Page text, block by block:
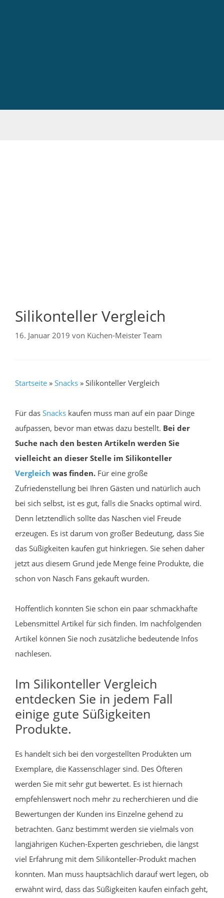
Silikonteller Vergleich
16. Januar 2019 von Küchen-Meister Team
Startseite » Snacks » Silikonteller Vergleich
Für das Snacks kaufen muss man auf ein paar Dinge
aufpassen, bevor man etwas dazu bestellt. Bei der
Suche nach den besten Artikeln werden Sie
vielleicht an dieser Stelle im Silikonteller
Vergleich was finden. Für eine große
Zufriedenstellung bei Ihren Gästen und natürlich auch
bei sich selbst, ist es gut, falls die Snacks optimal wird.
Denn letztendlich sollte das Naschen viel Freude
erzeugen. Es ist darum von großer Bedeutung, dass Sie
das Süßigkeiten kaufen gut hinkriegen. Sie sehen daher
jetzt aus diesem Grund jede Menge feine Produkte, die
schon von Nasch Fans gekauft wurden.
Hoffentlich konnten Sie schon ein paar schmackhafte
Lebensmittel Artikel für sich finden. Im nachfolgenden
Artikel können Sie noch zusätzliche bedeutende Infos
nachlesen.
Im Silikonteller Vergleich
entdecken Sie in jedem Fall
einige gute Süßigkeiten
Produkte.
Es handelt sich bei den vorgestellten Produkten um
Exemplare, die Kassenschlager sind. Des Öfteren
werden Sie mit sehr gut bewertet. Es ist hiernach
empfehlenswert noch mehr zu recherchieren und die
Bewertungen der Kunden ins Einzelne gehend zu
betrachten. Ganz bestimmt werden sie vielmals von
langjährigen Küchen-Experten geschrieben, die längst
viel Erfahrung mit dem Silikonteller-Produkt machen
konnten. Man muss hauptsächlich darauf wert legen, ob
erwähnt wird, dass das Süßigkeiten kaufen einfach geht,